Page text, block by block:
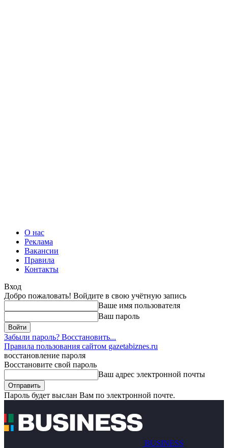
О нас
Реклама
Вакансии
Правила
Контакты
Вход
Добро пожаловать! Войдите в свою учётную запись
Ваше имя пользователя
Ваш пароль
Забыли пароль? Восстановить...
Правила пользования сайтом gazetabiznes.ru
восстановление пароля
Восстановите свой пароль
Ваш адрес электронной почты
Пароль будет выслан Вам по электронной почте.
BUSINESS